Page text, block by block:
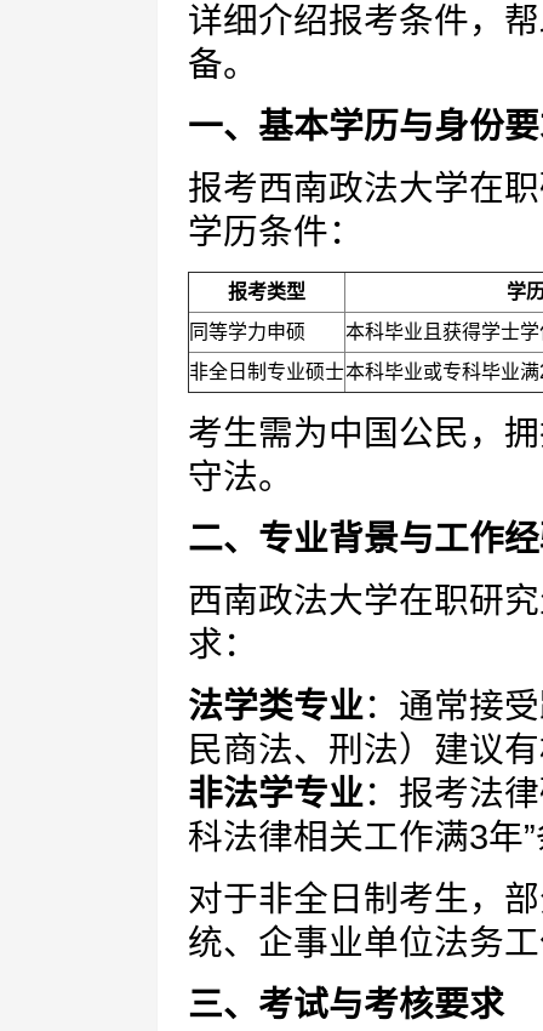
详细介绍报考条件，
备。
一、基本学历与身份
报考西南政法大学在
学历条件：
报考类型
学
同等学力申硕
本科毕业且获得学士
非全日制专业硕士本科毕业或专科毕业
考生需为中国公民，
守法。
二、专业背景与工作
西南政法大学在职研
求：
法学类专业：通常接
民商法、刑法）建议
非法学专业：报考法
科法律相关工作满3年
对于非全日制考生，
统、企事业单位法务
三、考试与考核要求